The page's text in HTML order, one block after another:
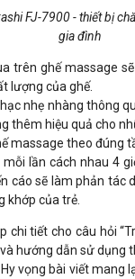
FJ-7900 - thiết bị
gia đình
trên ghế massage
lượng của ghế.
nhẹ nhàng thông
thêm hiệu quả cho
massage theo đúng
mỗi lần cách nhau 4
cáo sẽ làm phản tác
khớp của trẻ.
chi tiết cho câu hỏi
hướng dẫn sử dụng
vọng bài viết mang